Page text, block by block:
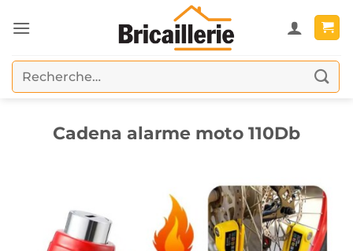
au
Recherche
pour :
Cadena alarme moto 110Db